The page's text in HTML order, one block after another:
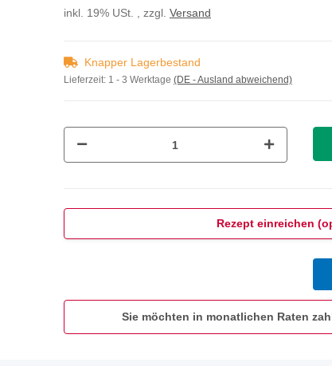
inkl. 19% USt. , zzgl. Versand
Knapper Lagerbestand
Lieferzeit: 1 - 3 Werktage (DE - Ausland abweichend)
Rezept einreichen
Sie möchten in monatlichen Raten